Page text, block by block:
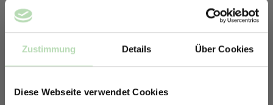
Zustimmung Details Über Cookies
Diese Webseite verwendet Cookies